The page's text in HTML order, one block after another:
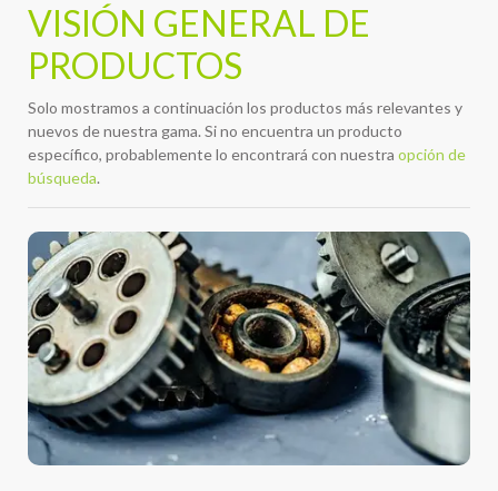
VISIÓN GENERAL DE
PRODUCTOS
Solo mostramos a continuación los productos más relevantes y
nuevos de nuestra gama. Si no encuentra un producto
específico, probablemente lo encontrará con nuestra opción de
búsqueda.